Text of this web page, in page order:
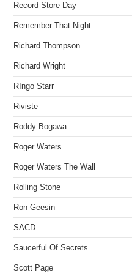
Record Store Day
Remember That Night
Richard Thompson
Richard Wright
RIngo Starr
Riviste
Roddy Bogawa
Roger Waters
Roger Waters The Wall
Rolling Stone
Ron Geesin
SACD
Saucerful Of Secrets
Scott Page